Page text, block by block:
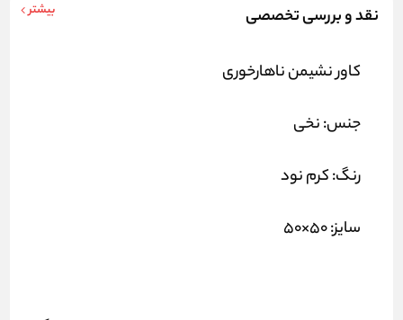
نقد و بررسی تخصصی بیشتر
کاور نشیمن ناهارخوری
جنس: نخی
رنگ: کرم نود
سایز: 50×50